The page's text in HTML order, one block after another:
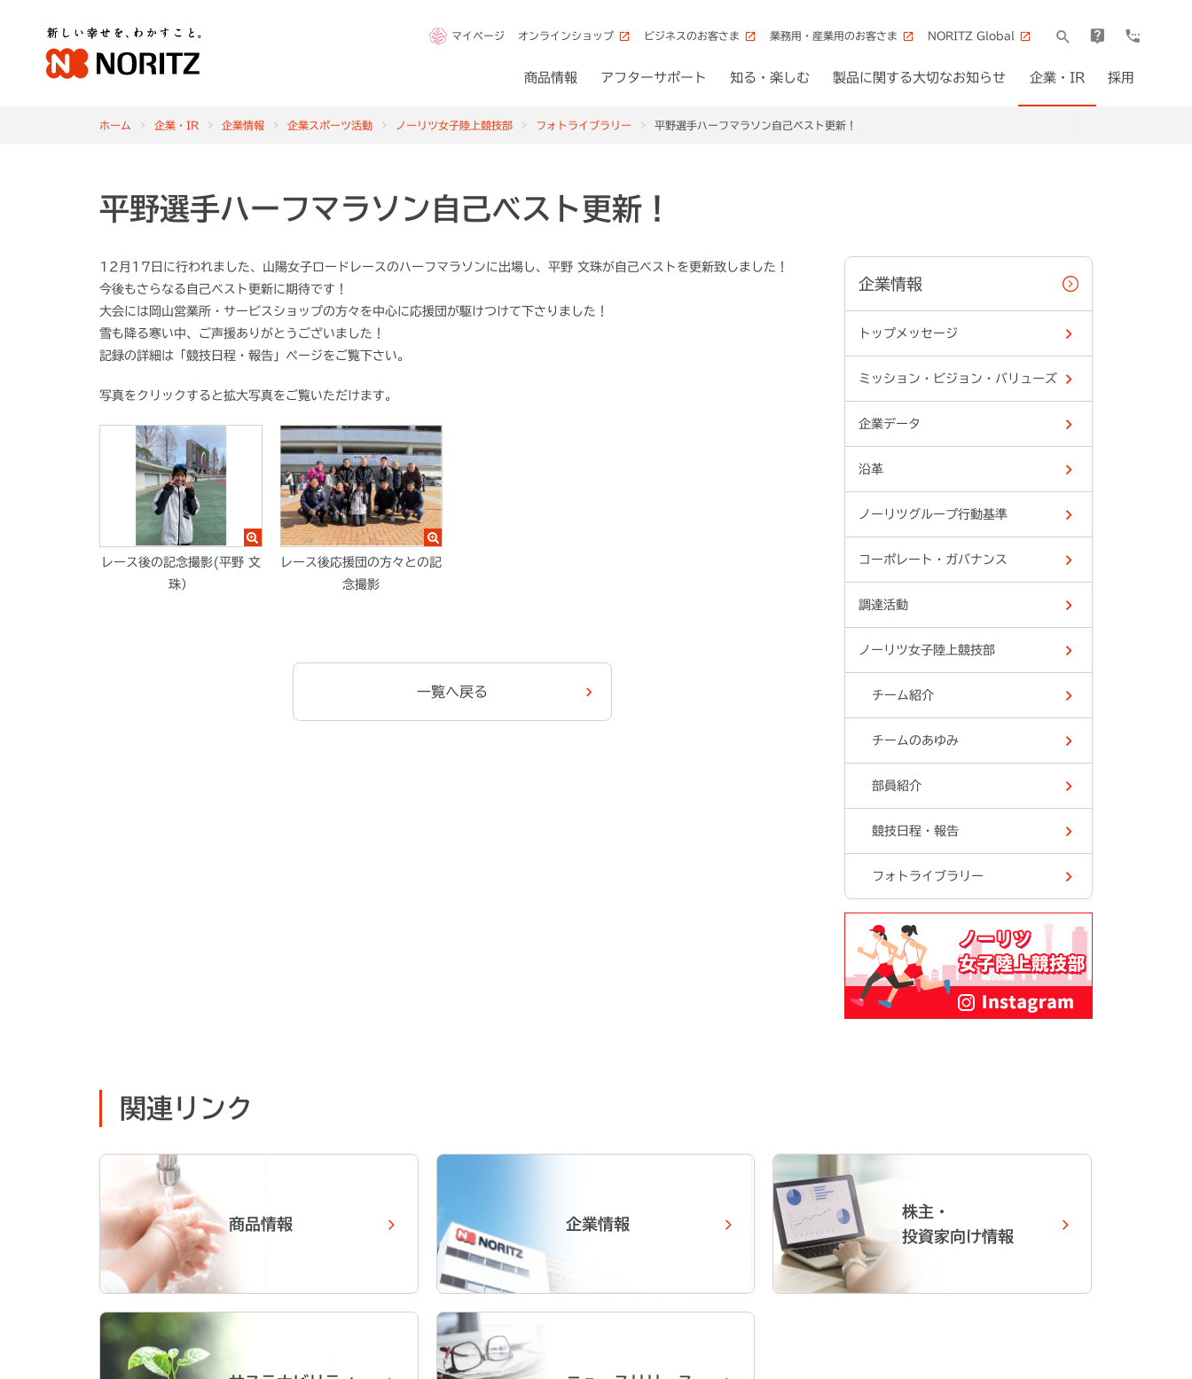
マイページ オンラインショップ ビジネスのお客さま 業務用・産業用のお客さま NORITZ Global
商品情報 アフターサポート 知る・楽しむ 製品に関する大切なお知らせ 企業・IR 採用
ホーム 企業・IR 企業情報 企業スポーツ活動 ノーリツ女子陸上競技部 フォトライブラリー 平野選手ハーフマラソン自己ベスト更新！
平野選手ハーフマラソン自己ベスト更新！
12月17日に行われました、山陽女子ロードレースのハーフマラソンに出場し、平野 文珠が自己ベストを更新致しました！
今後もさらなる自己ベスト更新に期待です！
大会には岡山営業所・サービスショップの方々を中心に応援団が駆けつけて下さりました！
雪も降る寒い中、ご声援ありがとうございました！
記録の詳細は「競技日程・報告」ページをご覧下さい。
写真をクリックすると拡大写真をご覧いただけます。
レース後の記念撮影(平野 文
珠）
レース後応援団の方々との記
念撮影
一覧へ戻る
企業情報
トップメッセージ
ミッション・ビジョン・バリューズ
企業データ
沿革
ノーリツグループ行動基準
コーポレート・ガバナンス
調達活動
ノーリツ女子陸上競技部
チーム紹介
チームのあゆみ
部員紹介
競技日程・報告
フォトライブラリー
関連リンク
商品情報 企業情報
株主・
投資家向け情報